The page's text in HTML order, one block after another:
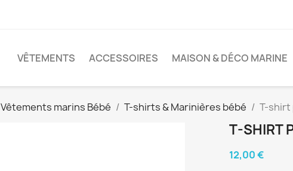
VÊTEMENTS ACCESSOIRES MAISON & DÉCO MARINE
Vêtements marins Bébé T-shirts & Marinières bébé T-shirt
T-SHIRT
12,00 €